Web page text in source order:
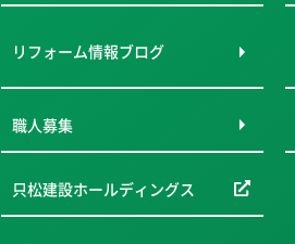
リフォーム情報ブログ
職人募集
只松建設ホールディングス